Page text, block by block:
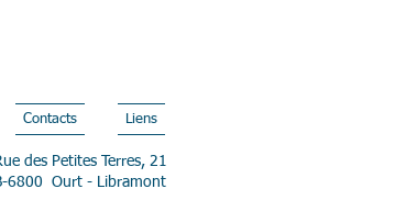
Contacts Liens
des Petites Terres, 21
6800 Ourt - Libramont